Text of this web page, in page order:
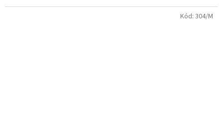
Kód: 304/M